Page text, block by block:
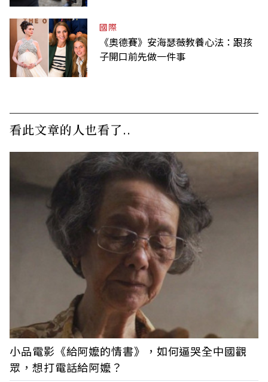
國際
《奧德賽》安海瑟薇教養心法：跟孩
子開口前先做一件事
看此文章的人也看了..
小品電影《給阿嬤的情書》，如何逼哭全中國觀
眾，想打電話給阿嬤？